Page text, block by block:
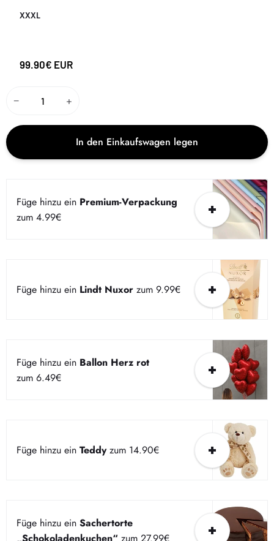
XXXL
99.90€ EUR
− +
In den Einkaufswagen legen
Füge hinzu ein Premium-Verpackung
zum 4.99€
Füge hinzu ein Lindt Nuxor zum 9.99€
Füge hinzu ein Ballon Herz rot
zum 6.49€
Füge hinzu ein Teddy zum 14.90€
Füge hinzu ein Sachertorte
„Schokoladenkuchen“ zum 27.99€